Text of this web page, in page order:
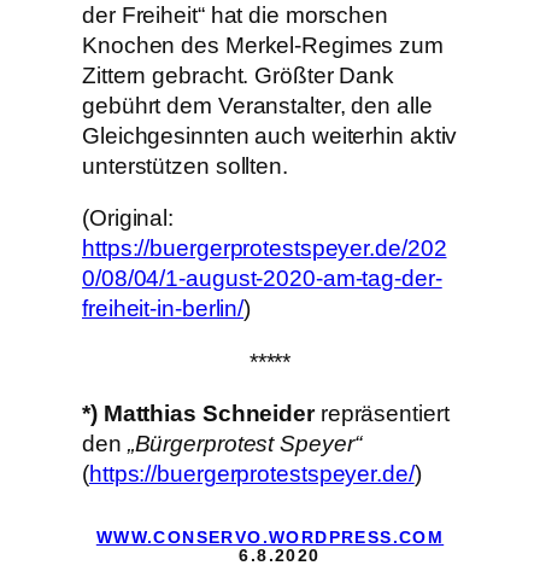
der Freiheit“ hat die morschen
Knochen des Merkel-Regimes zum
Zittern gebracht. Größter Dank
gebührt dem Veranstalter, den alle
Gleichgesinnten auch weiterhin aktiv
unterstützen sollten.
(Original:
https://buergerprotestspeyer.de/202
0/08/04/1-august-2020-am-tag-der-
freiheit-in-berlin/)
*****
*) Matthias Schneiderrepräsentiert
den „Bürgerprotest Speyer“
(https://buergerprotestspeyer.de/)
WWW.CONSERVO.WORDPRESS.COM
6.8.2020